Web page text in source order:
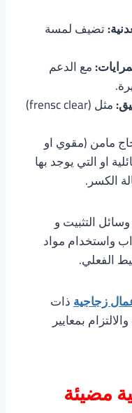
تضيف لمسة
مع الدعم
مثل (frensc clear)
مامن (مقوي او
او التي يوجد بها
الكسر.
التثبيت و
واستخدام مواد
الفعلي.
زجاجيةذات
بمعايير
مضيئة